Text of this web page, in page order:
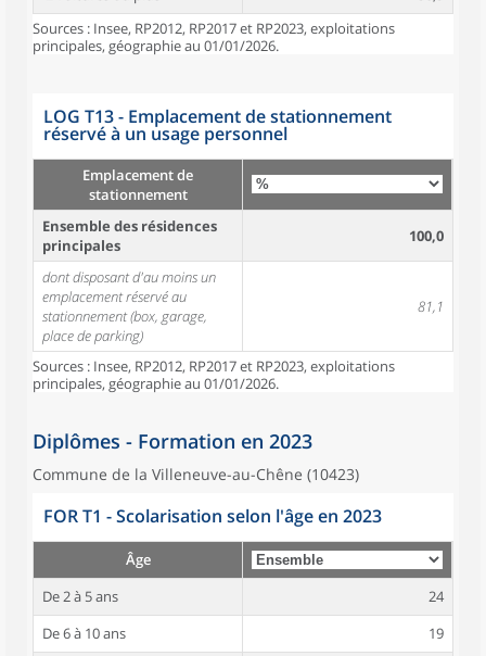
Sources : Insee, RP2012, RP2017 et RP2023, exploitations
principales, géographie au 01/01/2026.
LOG T13 - Emplacement de stationnement
réservé à un usage personnel
Emplacement de
stationnement
Ensemble des résidences
principales
100,0
dont disposant d'au moins un
emplacement réservé au
stationnement (box, garage,
place de parking)
81,1
Sources : Insee, RP2012, RP2017 et RP2023, exploitations
principales, géographie au 01/01/2026.
Diplômes - Formation en 2023
Commune de la Villeneuve-au-Chêne (10423)
FOR T1 - Scolarisation selon l'âge en 2023
Âge
De 2 à 5 ans
24
De 6 à 10 ans
19